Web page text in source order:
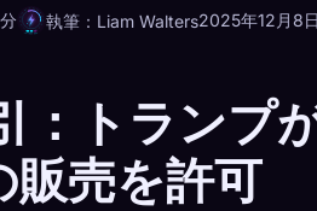
執筆：Liam Walters2025年12月8日
：トランプ
販売を許可